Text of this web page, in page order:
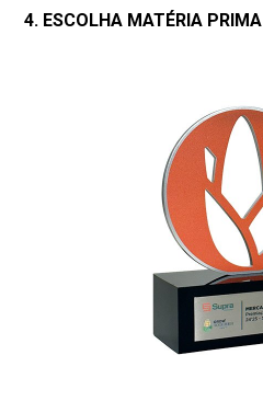
4. ESCOLHA MATÉRIA PRIMA